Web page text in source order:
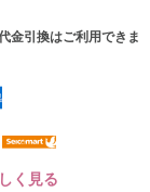
金引換はご利用できま
く見る